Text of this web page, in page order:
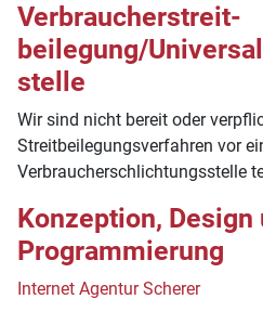
Verbraucher­streit­
beilegung/
stelle
Wir sind nicht bereit oder
Streitbeilegungsverfahren vor
Verbraucherschlichtungsstelle
Konzeption, Design
Programmierung
Internet Agentur Scherer